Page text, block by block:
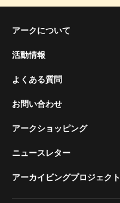
アークについて
活動情報
よくある質問
お問い合わせ
アークショッピング
ニュースレター
アーカイビングプロジェクト